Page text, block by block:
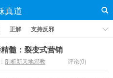
真道
正解 支持反邪
髓：裂变式营销
剖析新天地邪教 评论(0)